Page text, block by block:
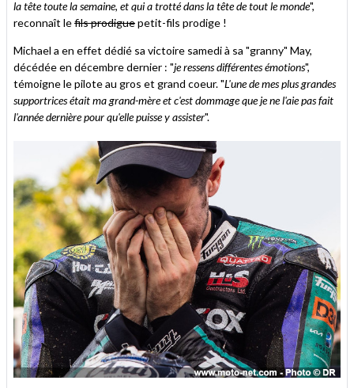
la tête toute la semaine, et qui a trotté dans la tête de tout le monde",
reconnaît lefils prodiguepetit-fils prodige !
Michael a en effet dédié sa victoire samedi à sa "granny" May,
décédée en décembre dernier : "je ressens différentes émotions",
témoigne le pilote au gros et grand coeur. "L'une de mes plus grandes
supportrices était ma grand-mère et c'est dommage que je ne l'aie pas fait
l'année dernière pour qu'elle puisse y assister".